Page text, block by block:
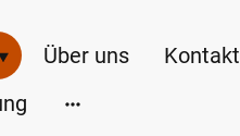
Über uns Kontakt